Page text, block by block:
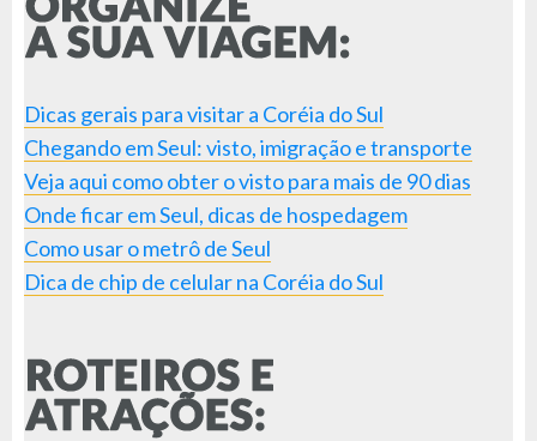
Dicas gerais para visitar a Coréia do Sul
Chegando em Seul: visto, imigração e transporte
Veja aqui como obter o visto para mais de 90 dias
Onde ficar em Seul, dicas de hospedagem
Como usar o metrô de Seul
Dica de chip de celular na Coréia do Sul